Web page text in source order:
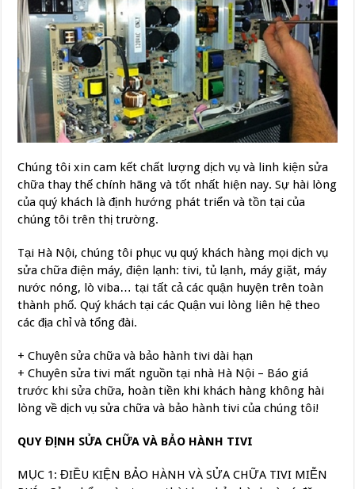
Chúng tôi xin cam kết chất lượng dịch vụ và linh kiện sửa
chữa thay thế chính hãng và tốt nhất hiện nay. Sự hài lòng
của quý khách là định hướng phát triển và tồn tại của
chúng tôi trên thị trường.
Tại Hà Nội, chúng tôi phục vụ quý khách hàng mọi dịch vụ
sửa chữa điện máy, điện lạnh: tivi, tủ lạnh, máy giặt, máy
nước nóng, lò viba… tại tất cả các quận huyện trên toàn
thành phố. Quý khách tại các Quận vui lòng liên hệ theo
các địa chỉ và tổng đài.
+ Chuyên sửa chữa và bảo hành tivi dài hạn
+ Chuyên sửa tivi mất nguồn tại nhà Hà Nội – Báo giá
trước khi sửa chữa, hoàn tiền khi khách hàng không hài
lòng về dịch vụ sửa chữa và bảo hành tivi của chúng tôi!
QUY ĐỊNH SỬA CHỮA VÀ BẢO HÀNH TIVI
MỤC 1: ĐIỀU KIỆN BẢO HÀNH VÀ SỬA CHỮA TIVI MIỄN